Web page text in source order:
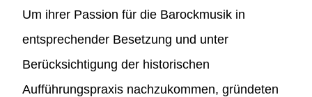
Um ihrer Passion für die Barockmusik in
entsprechender Besetzung und unter
Berücksichtigung der historischen
Aufführungspraxis nachzukommen, gründeten